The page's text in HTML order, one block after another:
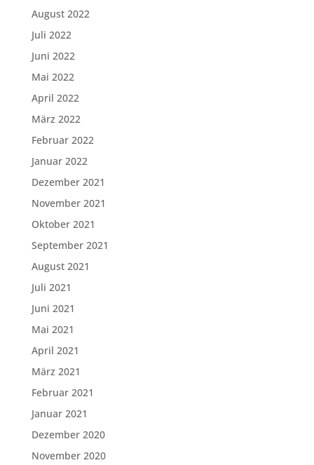
August 2022
Juli 2022
Juni 2022
Mai 2022
April 2022
März 2022
Februar 2022
Januar 2022
Dezember 2021
November 2021
Oktober 2021
September 2021
August 2021
Juli 2021
Juni 2021
Mai 2021
April 2021
März 2021
Februar 2021
Januar 2021
Dezember 2020
November 2020